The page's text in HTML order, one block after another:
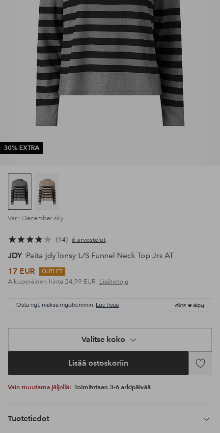
30% EXTRA
Väri: December sky
14 6 arvostelut
JDY Paita jdyTonsy L/S Funnel Neck Top Jrs AT
17 EUR
OUTLET
Alkuperäinen hinta 24,99 EUR Lisätietoja
Osta nyt, maksa myöhemmin. Lue lisää
Valitse koko
Lisää ostoskoriin
Lisää
Vain muutama jäljellä: Toimitetaan 3-6 arkipäivää
Tuotetiedot